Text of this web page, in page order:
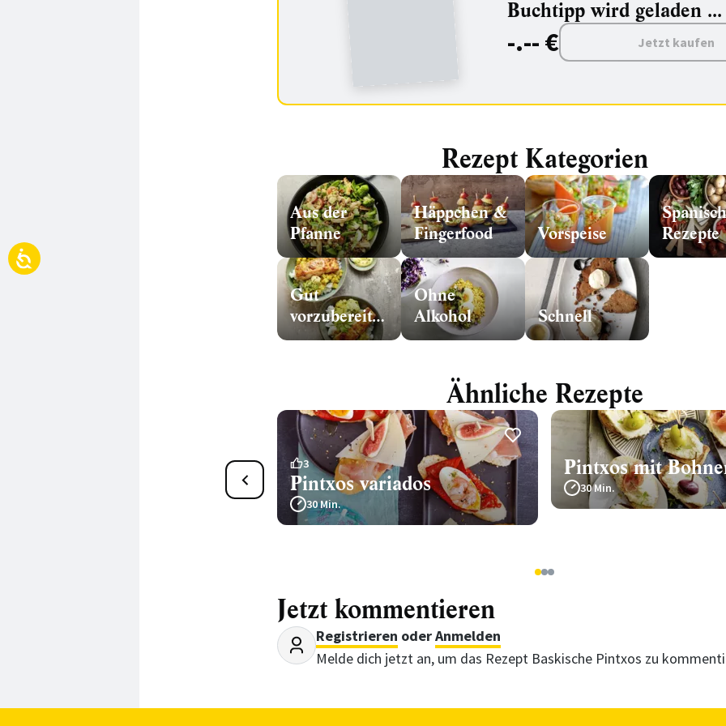
Buchtipp wird geladen ...
-.-- € Jetzt kaufen
Rezept Kategorien
Aus der
Pfanne
Häppchen &
Fingerfood
Vorspeise
Rezepte
Gut
vorzubereiten
Ohne
Alkohol
Schnell
Ähnliche Rezepte
Fisch-Tacos mit Tomaten-
3
Pintxos variados
30 Min.
Pintxos mit
30 Min.
123
Jetzt kommentieren
Registrieren oderAnmelden
Melde dich jetzt an, um das Rezept Baskische Pintxos zu